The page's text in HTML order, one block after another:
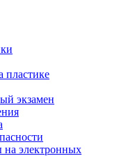
пластике
экзамен
электронных